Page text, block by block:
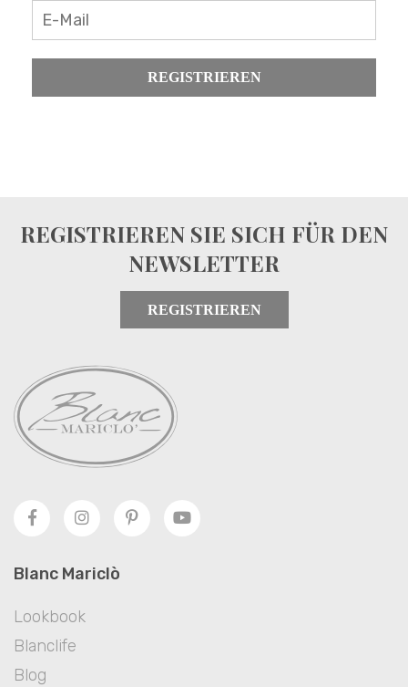
REGISTRIEREN
REGISTRIEREN SIE SICH FÜR DEN
NEWSLETTER
REGISTRIEREN
Blanc Mariclò
Lookbook
Blanclife
Blog